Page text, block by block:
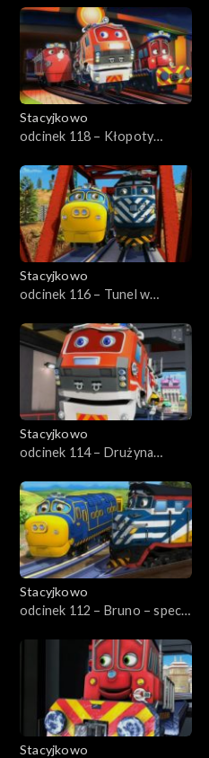
Stacyjkowo
odcinek 118 – Kłopoty
Stacyjkowo
odcinek 116 – Tunel w
Stacyjkowo
odcinek 114 – Drużyna
Stacyjkowo
odcinek 112 – Bruno – spec
Stacyjkowo